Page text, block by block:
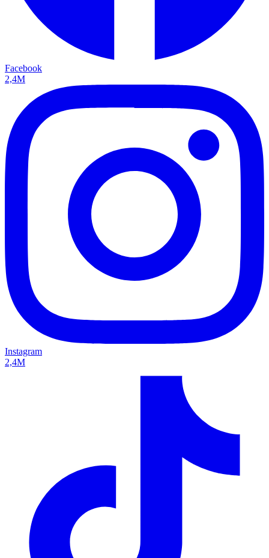
Facebook
2,4M
Instagram
2,4M